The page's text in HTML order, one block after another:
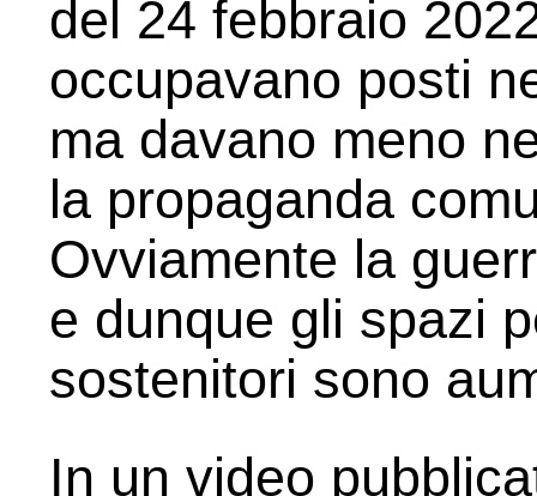
del 24 febbraio
occupavano posti
ma davano meno
la propaganda
Ovviamente la
e dunque gli spazi
sostenitori sono
In un video